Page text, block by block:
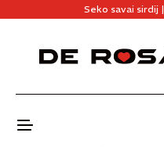
Seko savai sirdij |